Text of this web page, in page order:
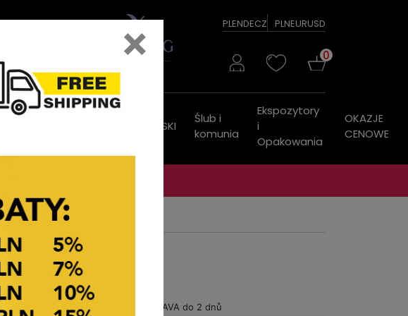
PLENDECZ PLNEURUSD
0
PASKI
Ślub i
komunia
Ekspozytory
i
Opakowania
OKAZJE
CENOWE
Dostupnost:
DOPRAVA do 2 dnů
×